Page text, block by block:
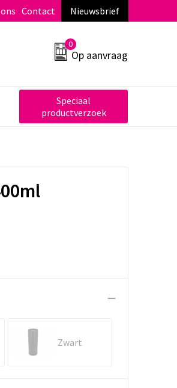
Contact Nieuwsbrief
0
Op aanvraag
Speciaal
productverzoek
Zwart